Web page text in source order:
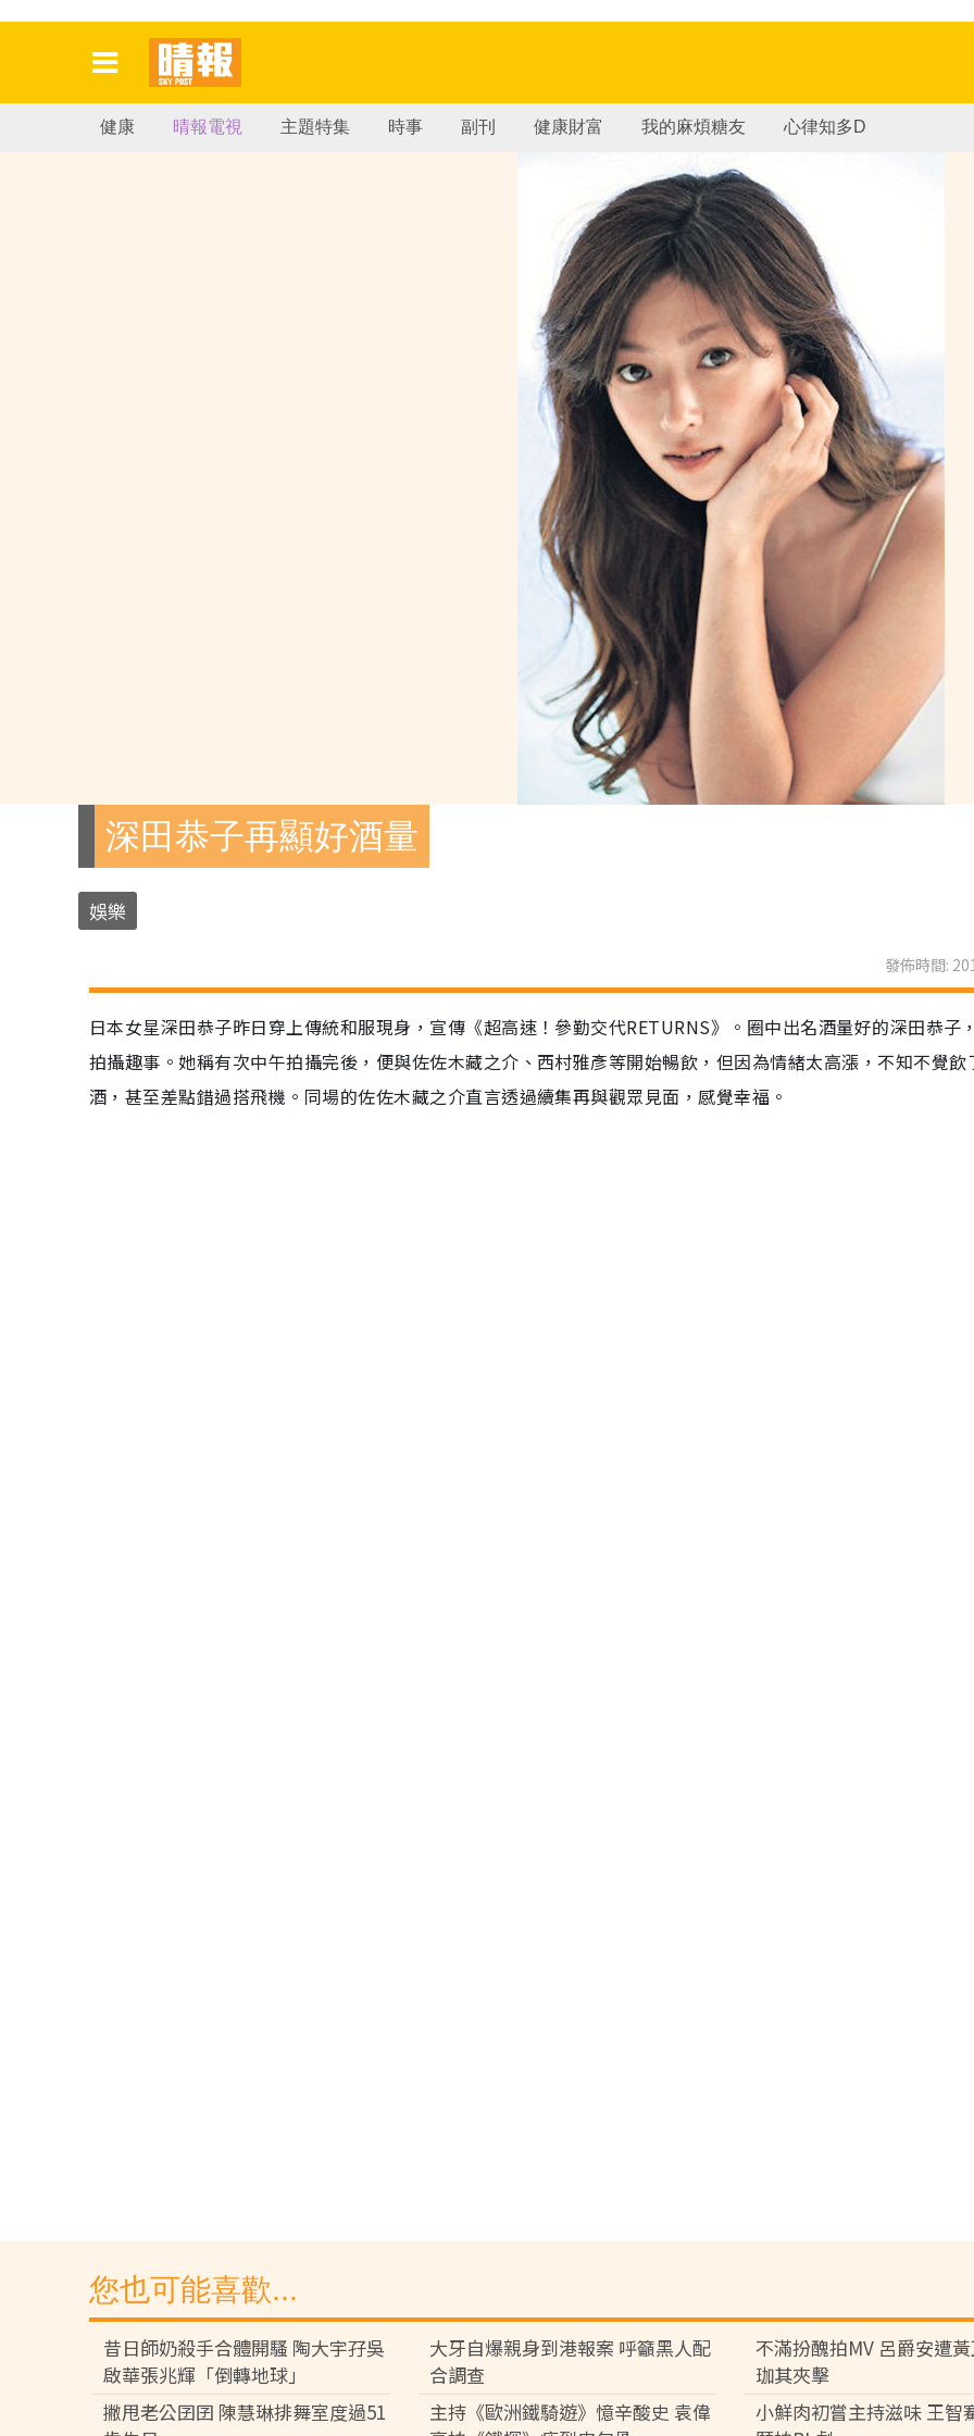
健康 晴報電視 主題特集 時事 副刊 健康財富 我的麻煩糖友 心律知多D
深田恭子再顯好酒量
娛樂
發佈時間:
日本女星深田恭子昨日穿上傳統和服現身，宣傳《超高速！參勤交代RETURNS》。圈中出名酒量好的深田恭子
拍攝趣事。她稱有次中午拍攝完後，便與佐佐木藏之介、西村雅彥等開始暢飲，但因為情緒太高漲，不知不覺飲
酒，甚至差點錯過搭飛機。同場的佐佐木藏之介直言透過續集再與觀眾見面，感覺幸福。
您也可能喜歡...
昔日師奶殺手合體開騷 陶大宇孖吳
啟華張兆輝「倒轉地球」
大牙自爆親身到港報案 呼籲黑人配
合調查
不滿扮醜拍MV 呂爵安遭
珈其夾擊
撇甩老公囝囝 陳慧琳排舞室度過51
主持《歐洲鐵騎遊》憶辛酸史 袁偉
小鮮肉初嘗主持滋味 王智